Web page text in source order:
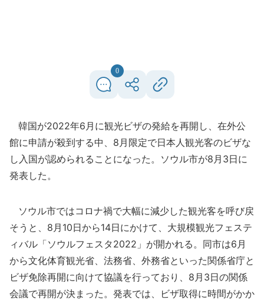
0
韓国が2022年6月に観光ビザの発給を再開し、在外公
館に申請が殺到する中、8月限定で日本人観光客のビザな
し入国が認められることになった。ソウル市が8月3日に
発表した。
ソウル市ではコロナ禍で大幅に減少した観光客を呼び戻
そうと、8月10日から14日にかけて、大規模観光フェステ
ィバル「ソウルフェスタ2022」が開かれる。同市は6月
から文化体育観光省、法務省、外務省といった関係省庁と
ビザ免除再開に向けて協議を行っており、8月3日の関係
会議で再開が決まった。発表では、ビザ取得に時間がかか